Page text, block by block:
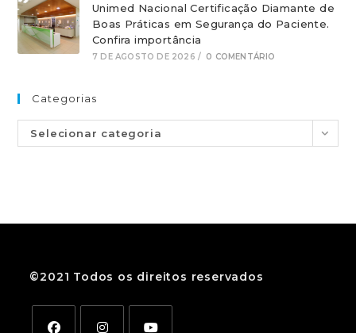
Unimed Nacional Certificação Diamante de
Boas Práticas em Segurança do Paciente.
Confira importância
7 DE AGOSTO DE 2026 / 0 COMENTÁRIO
Categorias
Selecionar categoria
©2021 Todos os direitos reservados